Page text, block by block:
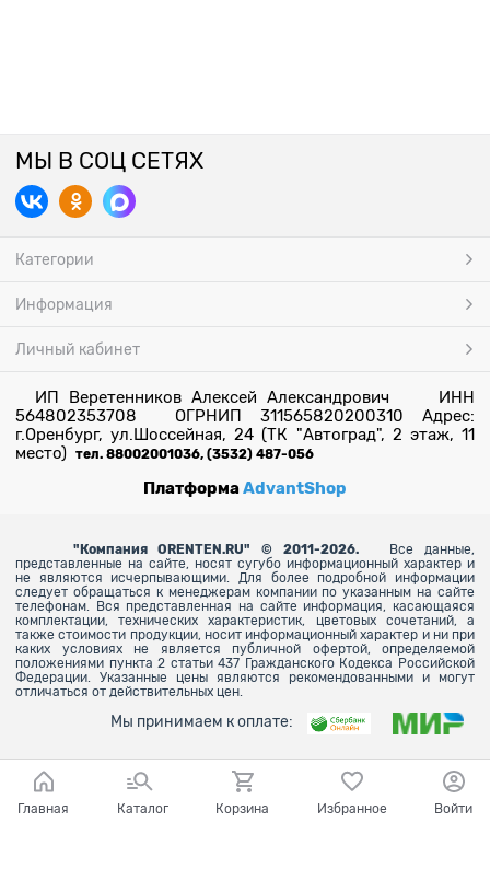
МЫ В СОЦ СЕТЯХ
Категории
Информация
Личный кабинет
ИП Веретенников Алексей Александрович ИНН
564802353708 ОГРНИП 311565820200310 Адрес:
г.Оренбург, ул.Шоссейная, 24 (ТК "Автоград", 2 этаж, 11
место) тел. 88002001036, (3532) 487-056
ПлатформаAdvantShop
" Компания ORENTEN.RU" © 2011-2026.
Все данные,
представленные на сайте, носят сугубо информационный характер и
не являются исчерпывающими. Для более подробной информации
следует обращаться к менеджерам компании по указанным на сайте
телефонам. Вся представленная на сайте информация, касающаяся
комплектации, технических характеристик, цветовых сочетаний, а
также стоимости продукции, носит информационный характер и ни при
каких условиях не является публичной офертой, определяемой
положениями пункта 2 статьи 437 Гражданского Кодекса Российской
Федерации. Указанные цены являются рекомендованными и могут
отличаться от действительных цен.
Мы принимаем к оплате:
Главная Каталог Корзина Избранное Войти